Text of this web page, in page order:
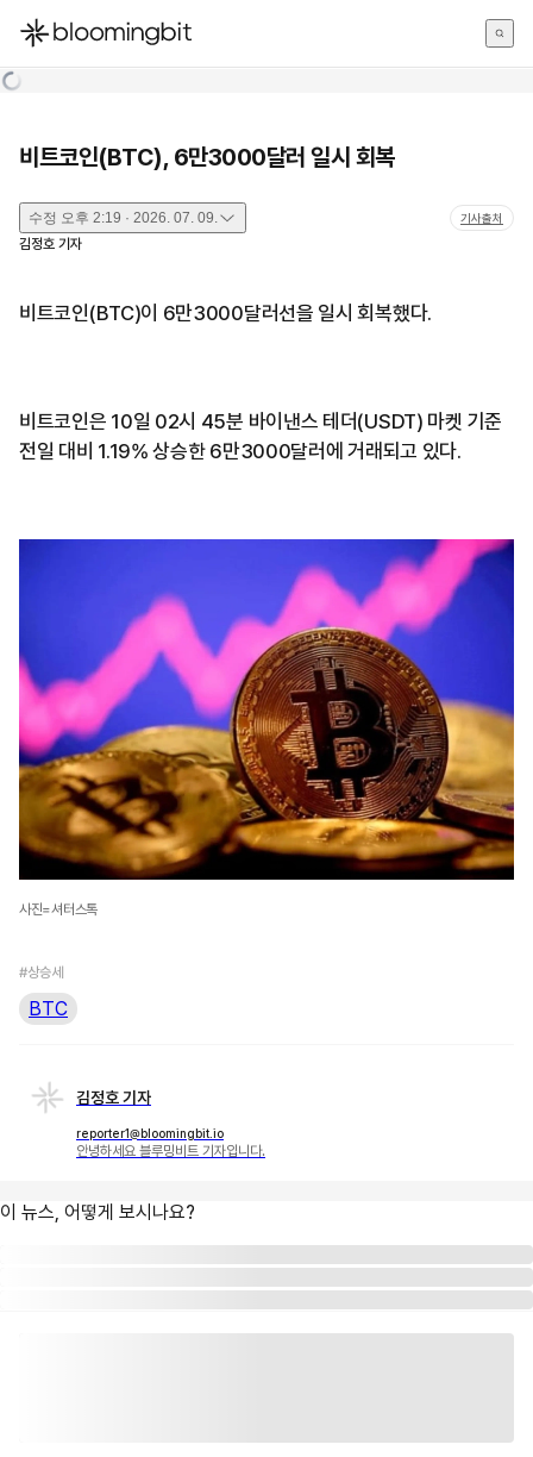
한국어
비트코인(BTC), 6만3000달러 일시 회복
수정 오후 2:19 · 2026. 07. 09. 기사출처
김정호 기자
비트코인(BTC)이 6만3000달러선을 일시 회복했다.
비트코인은 10일 02시 45분 바이낸스 테더(USDT) 마켓 기준
전일 대비 1.19% 상승한 6만3000달러에 거래되고 있다.
사진=셔터스톡
#상승세
BTC
김정호 기자
reporter1@bloomingbit.io
안녕하세요 블루밍비트 기자입니다.
이 뉴스, 어떻게 보시나요?